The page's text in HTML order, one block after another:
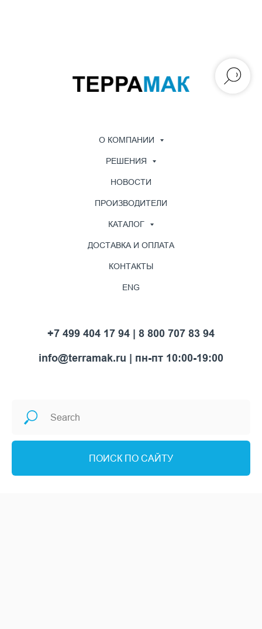
О КОМПАНИИ
РЕШЕНИЯ
НОВОСТИ
ПРОИЗВОДИТЕЛИ
КАТАЛОГ
ДОСТАВКА И ОПЛАТА
КОНТАКТЫ
ENG
+7 499 404 17 94 | 8 800 707 83 94
info@terramak.ru | пн-пт 10:00-19:00
ПОИСК ПО САЙТУ